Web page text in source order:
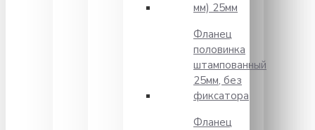
мм) 25мм
Фланец
половинка
штампованный
25мм, без
фиксатора
Фланец